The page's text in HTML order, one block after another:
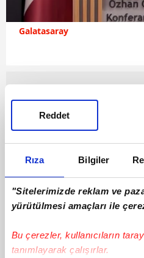
Rıza Bilgiler
"Sitelerimizde reklam ve
yürütülmesi amaçları ile
Bu çerezler, kullanıcıların
tanımlayarak çalışırlar.
Reddet
Galatasaray